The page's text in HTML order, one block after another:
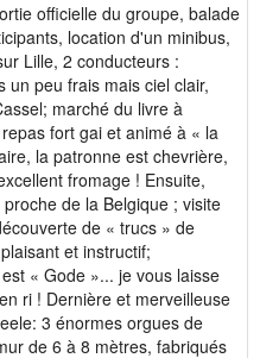
officielle du groupe, balade
location d'un minibus,
Lille, 2 conducteurs :
un peu frais mais ciel clair,
marché du livre à
fort gai et animé à « la
la patronne est chevrière,
fromage ! Ensuite,
de la Belgique ; visite
de « trucs » de
et instructif;
« Gode »... je vous laisse
ri ! Dernière et merveilleuse
3 énormes orgues de
de 6 à 8 mètres, fabriqués